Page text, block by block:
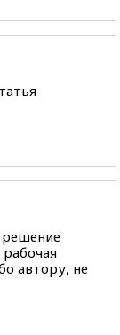
решение
автору, не